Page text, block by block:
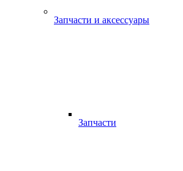
Запчасти и аксессуары
Запчасти